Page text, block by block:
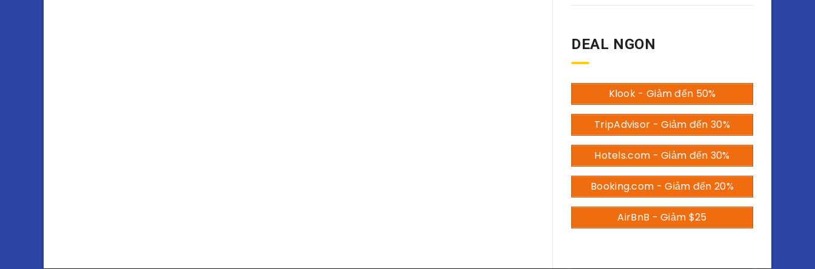
DEAL NGON
Klook - Giảm đến 50%
TripAdvisor - Giảm đến 30%
Hotels.com - Giảm đến 30%
Booking.com - Giảm đến 20%
AirBnB - Giảm $25